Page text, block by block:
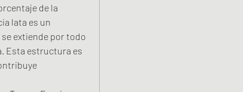
de la
lata es un
se extiende por todo
Esta estructura es